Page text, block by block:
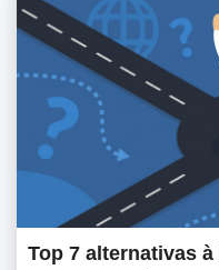
Top 7 alternativas